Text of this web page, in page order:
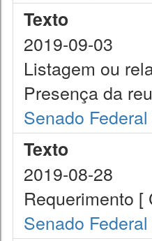
Texto
2019-09-03
Listagem ou
Presença da
Senado Federal
Texto
2019-08-28
Requerimento
Senado Federal